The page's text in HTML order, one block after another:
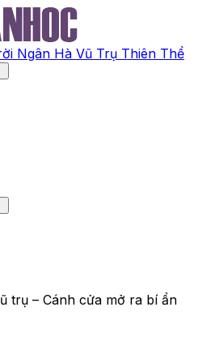
Ngân Hà Vũ Trụ Thiên Thể
trụ – Cánh cửa mở ra bí ẩn